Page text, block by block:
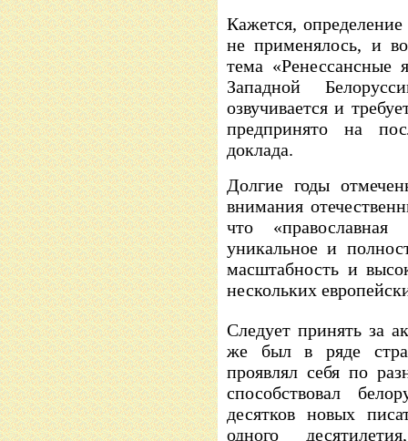
Кажется,
не применялось, и
тема «Ренессансные
Западной
озвучивается и
предпринято на
доклада.
Долгие годы
внимания
что
уникальное и
масштабность и
нескольких
Следует принять за
же был в ряде
проявлял себя по
способствовал
десятков новых
одного